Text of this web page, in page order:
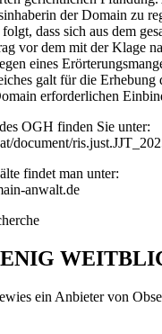
der Domain zu
folgt, dass sich aus dem
vor dem mit der Klage
eines
galt für die
erforderlichen
OGH finden Sie unter:
document/
findet man unter:
anwalt.de
ein Anbieter von